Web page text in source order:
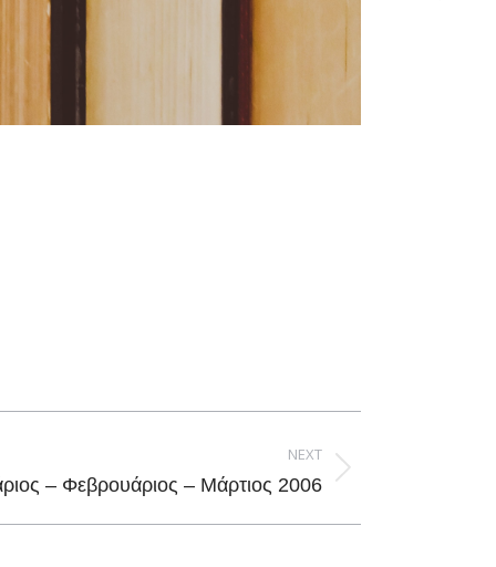
NEXT
– Φεβρουάριος – Μάρτιος 2006